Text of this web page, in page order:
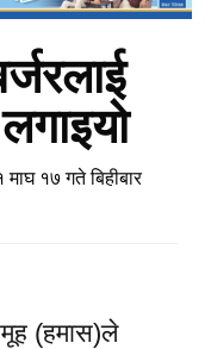
१७ गते बिहीबार
(हमास)ले